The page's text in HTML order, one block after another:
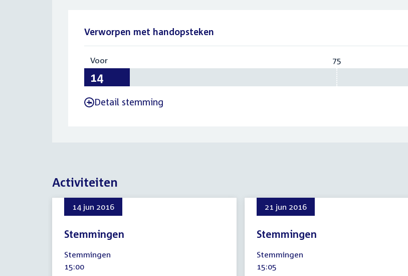
Verworpen met handopsteken
Voor 75
- Detail stemming
Activiteiten
14 jun 2016
Stemmingen
juni
2016
Stemmingen
Tijd
15:00
21 jun 2016
Stemmingen
juni
2016
Stemmingen
Tijd
15:05